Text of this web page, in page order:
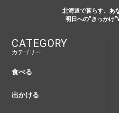
北海道で暮らす、あ
明日への”きっかけ
CATEGORY
カテゴリー
食べる
出かける